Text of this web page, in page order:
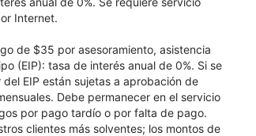
Internet.
de $35 por asesoramiento, asistencia
(EIP): tasa de interés anual de 0%. Si se
EIP están sujetas a aprobación de
Debe permanecer en el servicio
por pago tardío o por falta de pago.
clientes más solventes; los montos de